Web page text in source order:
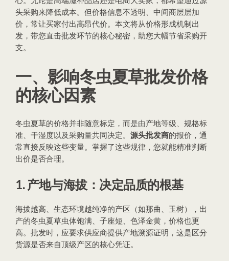
头采购来降低成本。但价格信息不透明、中间商层层加
价，常让买家付出高昂代价。本文将从价格形成机制出
发，带您直击批发环节的核心秘密，助您大幅节省采购开
支。
一、影响冬虫夏草批发价格
的核心因素
冬虫夏草的价格并非随意标定，而是由产地等级、规格标
准、干湿度以及采购量共同决定。源头批发商的报价，通
常直接反映这些变量。掌握了这些规律，您就能精准判断
出价是否合理。
1. 产地与海拔：决定品质的根基
海拔越高、生态环境越纯净的产区（如那曲、玉树），出
产的冬虫夏草虫体饱满、子座短、色泽金黄，价格也更
高。批发时，应要求供应商提供产地溯源证明，这是区分
货源是否来自顶级产区的核心凭证。